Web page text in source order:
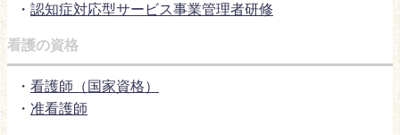
・ 認知症対応型サービス事業管理者研修
看護の資格
・ 看護師（国家資格）
・ 准看護師